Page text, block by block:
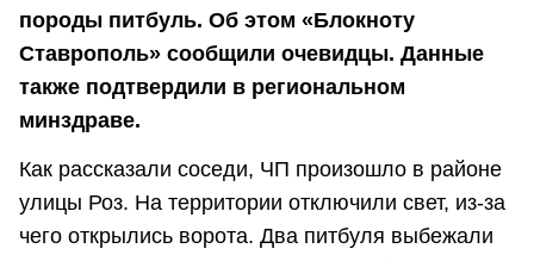
породы питбуль. Об этом «Блокноту
Ставрополь» сообщили очевидцы. Данные
также подтвердили в региональном
минздраве.
Как рассказали соседи, ЧП произошло в районе
улицы Роз. На территории отключили свет, из-за
чего открылись ворота. Два питбуля выбежали